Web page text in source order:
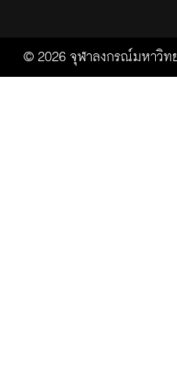
© 2026 จุฬาลงกรณ์มหาวิท